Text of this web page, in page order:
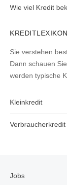
Wie viel Kredit
KREDITLEXIKON
Sie verstehen
Dann schauen
werden typische
Kleinkredit
Verbraucherkredit
Jobs